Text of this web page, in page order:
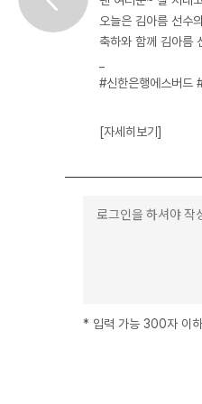
오늘은 김아름 선수
축하와 함께 김아름
#신한은행에스버
[자세히보기]
* 입력 가능 300자 이하